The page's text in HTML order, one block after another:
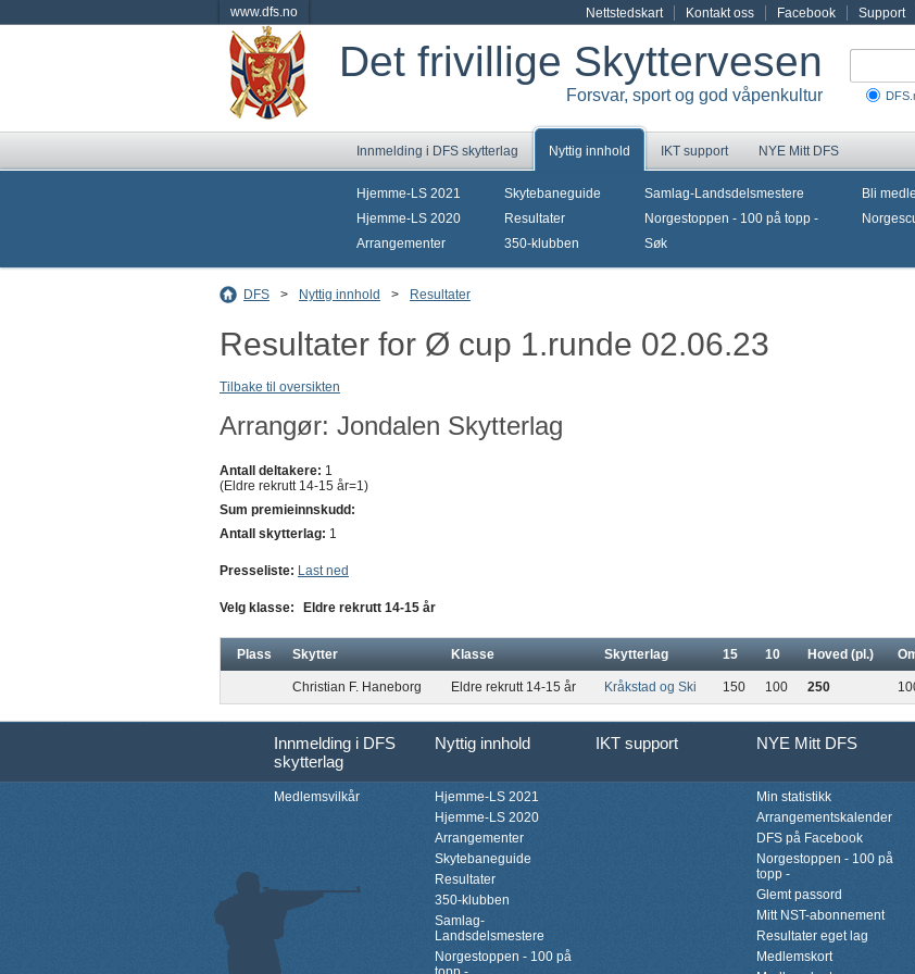
www.dfs.no Nettstedskart Kontakt oss Facebook Support
Det frivillige Skyttervesen
Forsvar, sport og god våpenkultur
Innmelding i DFS skytterlag Nyttig innhold IKT support NYE Mitt DFS
Hjemme-LS 2021
Hjemme-LS 2020
Arrangementer
Skytebaneguide
Resultater
350-klubben
Samlag-Landsdelsmestere
Norgestoppen - 100 på topp -
Søk
Bli
DFS > Nyttig innhold > Resultater
Resultater for Ø cup 1.runde 02.06.23
Tilbake til oversikten
Arrangør: Jondalen Skytterlag
Antall deltakere: 1
(Eldre rekrutt 14-15 år=1)
Sum premieinnskudd:
Antall skytterlag: 1
Presseliste: Last ned
Velg klasse: Eldre rekrutt 14-15 år
Plass Skytter Klasse Skytterlag 15 10 Hoved (pl.)
Christian F. Haneborg Eldre rekrutt 14-15 år Kråkstad og Ski 150 100 250
Innmelding i DFS
skytterlag
Nyttig innhold IKT support NYE Mitt DFS
Medlemsvilkår
Hjemme-LS 2021
Hjemme-LS 2020
Arrangementer
Skytebaneguide
Resultater
350-klubben
Samlag-
Landsdelsmestere
Norgestoppen - 100 på
Min statistikk
Arrangementskalender
DFS på Facebook
Norgestoppen - 100 på
topp -
Glemt passord
Mitt NST-abonnement
Resultater eget lag
Medlemskort